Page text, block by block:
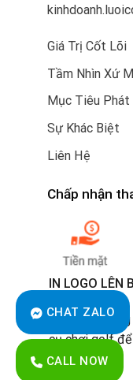
Giá Trị Cốt Lõi
Tầm Nhìn Xứ
Mục Tiêu Phát
Sự Khác Biệt
Liên Hệ
Chấp nhận
IN LOGO LÊN
Chúng tôi
cụ chơi golf
CHAT ZALO
CALL NOW